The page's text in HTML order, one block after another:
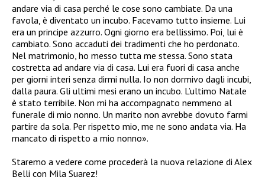
andare via di casa perché le cose sono cambiate. Da una
favola, è diventato un incubo. Facevamo tutto insieme. Lui
era un principe azzurro. Ogni giorno era bellissimo. Poi, lui è
cambiato. Sono accaduti dei tradimenti che ho perdonato.
Nel matrimonio, ho messo tutta me stessa. Sono stata
costretta ad andare via di casa. Lui era fuori di casa anche
per giorni interi senza dirmi nulla. Io non dormivo dagli incubi,
dalla paura. Gli ultimi mesi erano un incubo. L’ultimo Natale
è stato terribile. Non mi ha accompagnato nemmeno al
funerale di mio nonno. Un marito non avrebbe dovuto farmi
partire da sola. Per rispetto mio, me ne sono andata via. Ha
mancato di rispetto a mio nonno».
Staremo a vedere come procederà la nuova relazione di Alex
Belli con Mila Suarez!